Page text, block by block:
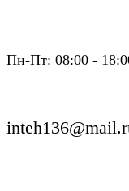
Пн-Пт: 08:00 -